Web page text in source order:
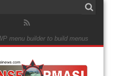
menu builder to build menus